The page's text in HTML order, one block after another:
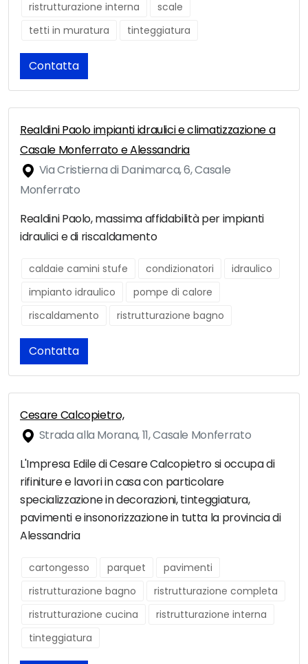
ristrutturazione interna
scale
tetti in muratura
tinteggiatura
Contatta
Realdini Paolo impianti idraulici e climatizzazione a
Casale Monferrato e Alessandria
Via Cristierna di Danimarca, 6, Casale
Monferrato
Realdini Paolo, massima affidabilità per impianti
idraulici e di riscaldamento
caldaie camini stufe condizionatori
idraulico
impianto idraulico
pompe di calore
riscaldamento
ristrutturazione bagno
Contatta
Cesare Calcopietro,
Strada alla Morana, 11, Casale Monferrato
L'Impresa Edile di Cesare Calcopietro si occupa di
rifiniture e lavori in casa con particolare
specializzazione in decorazioni, tinteggiatura,
pavimenti e insonorizzazione in tutta la provincia di
Alessandria
cartongesso parquet
pavimenti
ristrutturazione bagno
ristrutturazione completa
ristrutturazione cucina
ristrutturazione interna
tinteggiatura